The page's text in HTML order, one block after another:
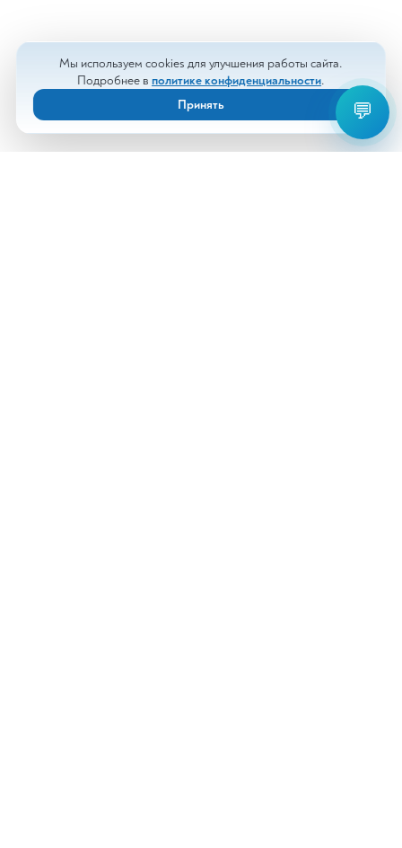
Мы используем cookies для улучшения работы сайта.
Подробнее в политике конфиденциальности.
Принять
💬